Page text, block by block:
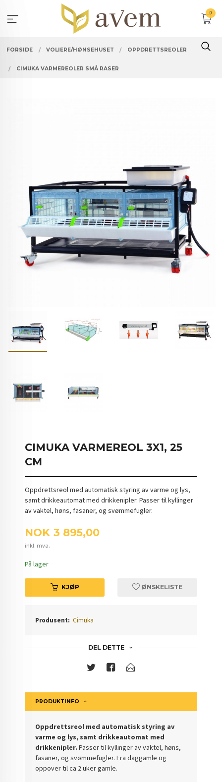
innholdet
0
FORSIDE VOLIERE/HØNSEHUSET OPPDRETTSREOLER
CIMUKA VARMEREOLER SMÅ RASER
CIMUKA VARMEREOL 3X1, 25
CM
Oppdrettsreol med automatisk styring av varme og lys,
samt drikkeautomat med drikkenipler. Passer til kyllinger
av vaktel, høns, fasaner, og svømmefugler.
Pris
NOK 3 895,00
inkl. mva.
På lager
KJØP ØNSKELISTE
Produsent: Cimuka
DEL DETTE
PRODUKTINFO
Oppdrettsreol med automatisk styring av
varme og lys, samt drikkeautomat med
drikkenipler. Passer til kyllinger av vaktel, høns,
fasaner, og svømmefugler. Fra daggamle og
oppover til ca 2 uker gamle.